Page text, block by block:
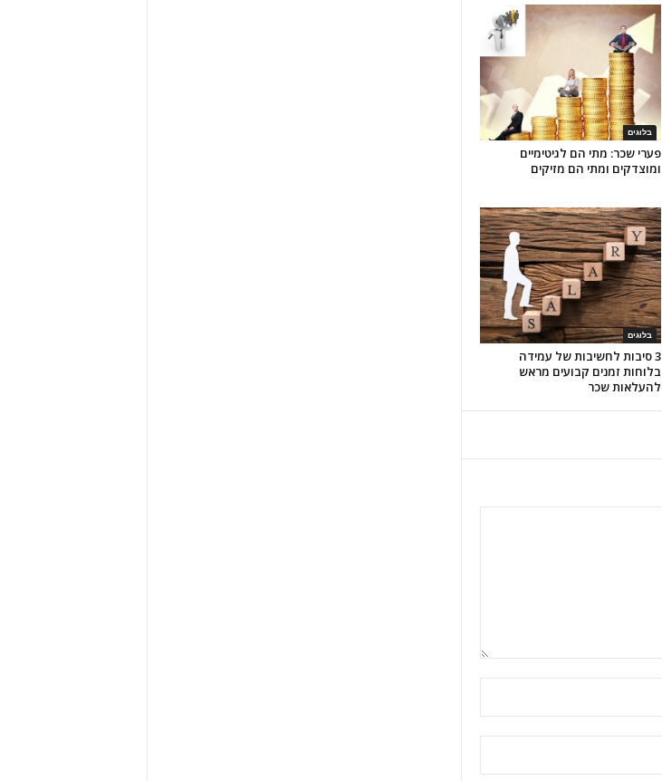
בלוגים
פערי שכר: מתי הם לגיטימיים
ומוצדקים ומתי הם מזיקים
בלוגים
3 סיבות לחשיבות של עמידה
בלוחות זמנים קבועים מראש
להעלאות שכר